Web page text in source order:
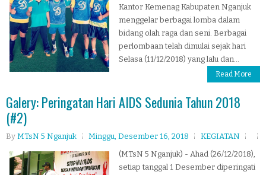
Kantor Kemenag Kabupaten Nganjuk
menggelar berbagai lomba dalam
bidang olah raga dan seni. Berbagai
perlombaan telah dimulai sejak hari
Selasa (11/12/2018) yang lalu dan...
Read More
Galery: Peringatan Hari AIDS Sedunia Tahun 2018
(#2)
By MTsN 5 Nganjuk Minggu, Desember 16, 2018
KEGIATAN
(MTsN 5 Nganjuk) - Ahad (26/12/2018),
setiap tanggal 1 Desember diperingati